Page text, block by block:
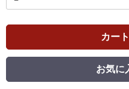
カー
お気に